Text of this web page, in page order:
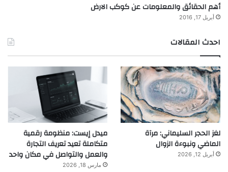
أهم الحقائق والمعلومات عن كوكب الارض
أبريل 17, 2016
احدث المقالات
لغز الحجر السليماني: مرآة
الماضي ونبوءة الزوال
أبريل 12, 2026
ميدل إيست: منظومة رقمية
متكاملة تعيد تعريف التجارة
والعمل والتواصل في مكان واحد
مارس 18, 2026